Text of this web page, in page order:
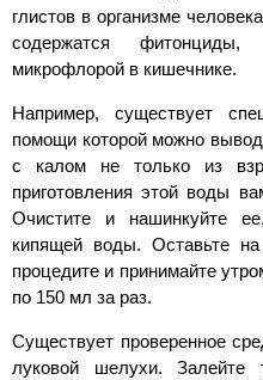
глистов в организме
содержатся
микрофлорой в кишечнике.
Например, существует
помощи которой можно
с калом не только из
приготовления этой воды
Очистите и нашинкуйте
кипящей воды. Оставьте
процедите и принимайте
по 150 мл за раз.
Существует проверенное
луковой шелухи.